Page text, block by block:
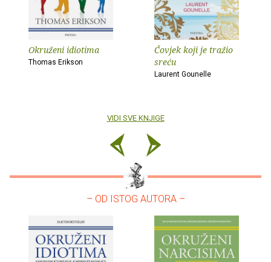
Okruženi idiotima
Thomas Erikson
Čovjek koji je tražio
sreću
Laurent Gounelle
VIDI SVE KNJIGE
– OD ISTOG AUTORA –